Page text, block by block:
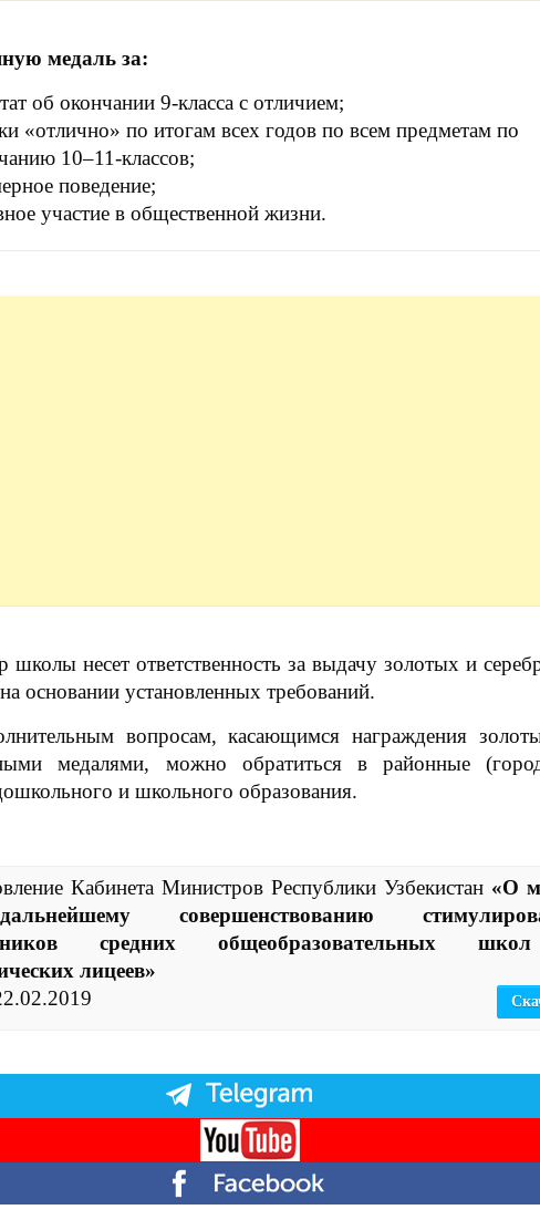
медаль за:
об окончании 9-класса с отличием;
«отлично» по итогам всех годов по всем предметам по
10–11-классов;
поведение;
участие в общественной жизни.
школы несет ответственность за выдачу золотых и
основании установленных требований.
вопросам, касающимся награждения
медалями, можно обратиться в районные
и школьного образования.
Кабинета Министров Республики Узбекистан «О
совершенствованию
средних общеобразовательных
лицеев»